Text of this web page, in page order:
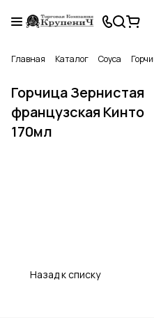
Главная Каталог Соуса
Горчица Зернистая
французская Кинто
170мл
Назад к списку